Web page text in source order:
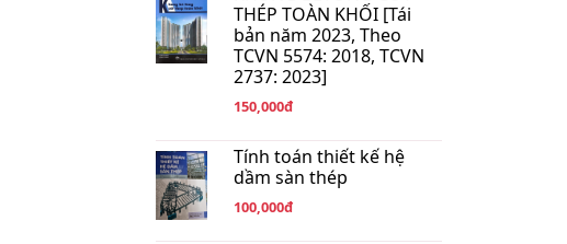
THÉP TOÀN KHỐI [Tái
bản năm 2023, Theo
TCVN 5574: 2018, TCVN
2737: 2023]
150,000đ
Tính toán thiết kế hệ
dầm sàn thép
100,000đ